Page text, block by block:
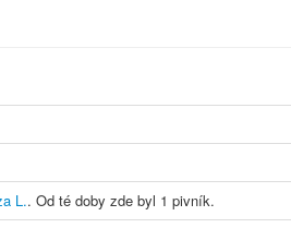
L.. Od té doby zde byl 1 pivník.